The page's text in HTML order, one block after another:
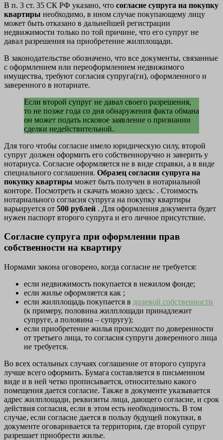
В п. 3 ст. 35 СК РФ указано, что согласие супруга на покупку
квартиры необходимо, в ином случае покупающему лицу
может быть отказано в дальнейшей регистрации
недвижимости только по той причине, что его супруг не
давал разрешения на приобретение жилплощади.
В законодательстве обозначено, что все документы, связанные
с оформлением или переоформлением недвижимого
имущества, требуют согласия супруга(ги), оформленного и
заверенного в нотариате.
Если второй супруг не давал своего разрешения,
то не позже года со дня обнаружения факта обмана
он может подать исковое заявление о признании
сделки недействительной.
Для того чтобы согласие имело юридическую силу, второй
супруг должен оформить его собственноручно и заверить у
нотариуса. Согласие оформляется не в виде справки, а в виде
специального соглашения. Образец согласия супруга на
покупку квартиры может быть получен в нотариальной
конторе. Посмотреть и скачать можно здесь: . Стоимость
нотариального согласия супруга на покупку квартиры
варьируется от 500 рублей . Для оформления документа будет
нужен паспорт второго супруга и его личное присутствие.
Согласие супруга при оформлении прав
собственности на квартиру
Нормами закона оговорено, когда согласие не требуется:
если недвижимость покупается в нежилом фонде;
если жилье оформляется как ;
если жилплощадь покупается в долевой собственности
(к примеру, половина жилплощади принадлежит
супруге, а половина – супругу);
если приобретение жилья происходит по доверенности
от третьего лица, то согласия супруги доверенного лица
не требуется.
Во всех остальных случаях соглашение от второго супруга
лучше всего оформить. Бумага составляется в письменном
виде и в ней четко прописывается, относительно какого
помещения дается согласие. Также в документе указывается
адрес жилплощади, реквизиты лица, дающего согласие, и срок
действия согласия, если в этом есть необходимость. В том
случае, если согласие дается в пользу будущей покупки, в
документе оговаривается та территория, где второй супруг
разрешает приобрести жилье.